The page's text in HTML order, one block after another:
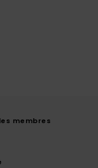
membres